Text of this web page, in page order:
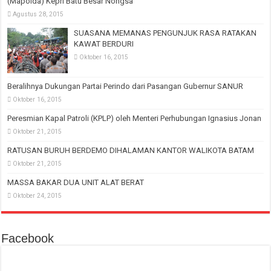
Agustus 28, 2015
SUASANA MEMANAS PENGUNJUK RASA RATAKAN
KAWAT BERDURI
Oktober 16, 2015
Beralihnya Dukungan Partai Perindo dari Pasangan Gubernur SANUR
Oktober 16, 2015
Peresmian Kapal Patroli (KPLP) oleh Menteri Perhubungan Ignasius Jonan
Oktober 21, 2015
RATUSAN BURUH BERDEMO DIHALAMAN KANTOR WALIKOTA BATAM
Oktober 21, 2015
MASSA BAKAR DUA UNIT ALAT BERAT
Oktober 24, 2015
Facebook